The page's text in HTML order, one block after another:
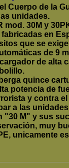
Cuerpo de la
unidades.
mod. 30M y
fabricadas en
que se
de 9
de alta
quince
potencia de
y contra
a las
"30 M" y sus
muy
unicamente